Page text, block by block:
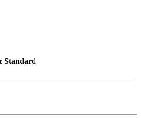
Standard